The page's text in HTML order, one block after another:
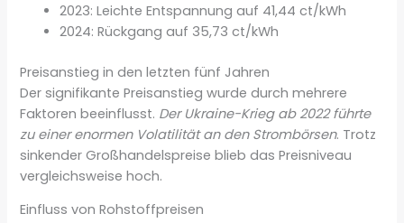
2023: Leichte Entspannung auf 41,44 ct/kWh
2024: Rückgang auf 35,73 ct/kWh
Preisanstieg in den letzten fünf Jahren
Der signifikante Preisanstieg wurde durch mehrere
Faktoren beeinflusst. Der Ukraine-Krieg ab 2022 führte
zu einer enormen Volatilität an den Strombörsen. Trotz
sinkender Großhandelspreise blieb das Preisniveau
vergleichsweise hoch.
Einfluss von Rohstoffpreisen